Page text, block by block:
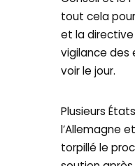
tout cela
et la
vigilance des
voir le jour.
Plusieurs
l’Allemagne
torpillé le